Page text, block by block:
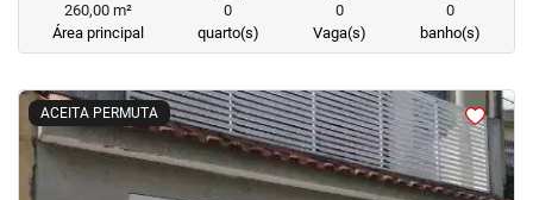
260,00 m²
Área principal
0
quarto(s)
0
Vaga(s)
0
banho(s)
ACEITA PERMUTA
< <<<